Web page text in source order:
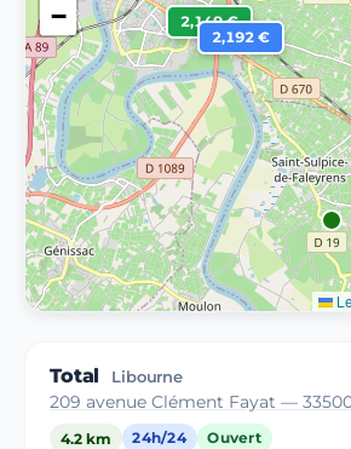
2,192 €
2,149 €
−
Total Libourne
209 avenue Clément Fayat —
4.2 km 24h/24 Ouvert